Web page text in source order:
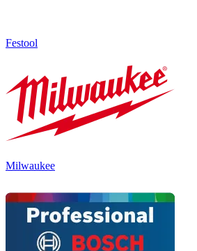
Festool
Milwaukee